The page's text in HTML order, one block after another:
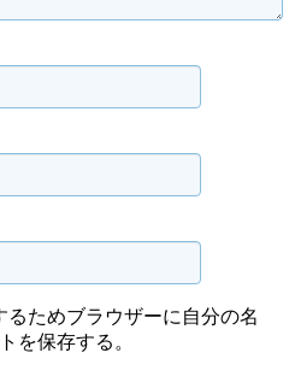
ためブラウザーに自分の名
を保存する。